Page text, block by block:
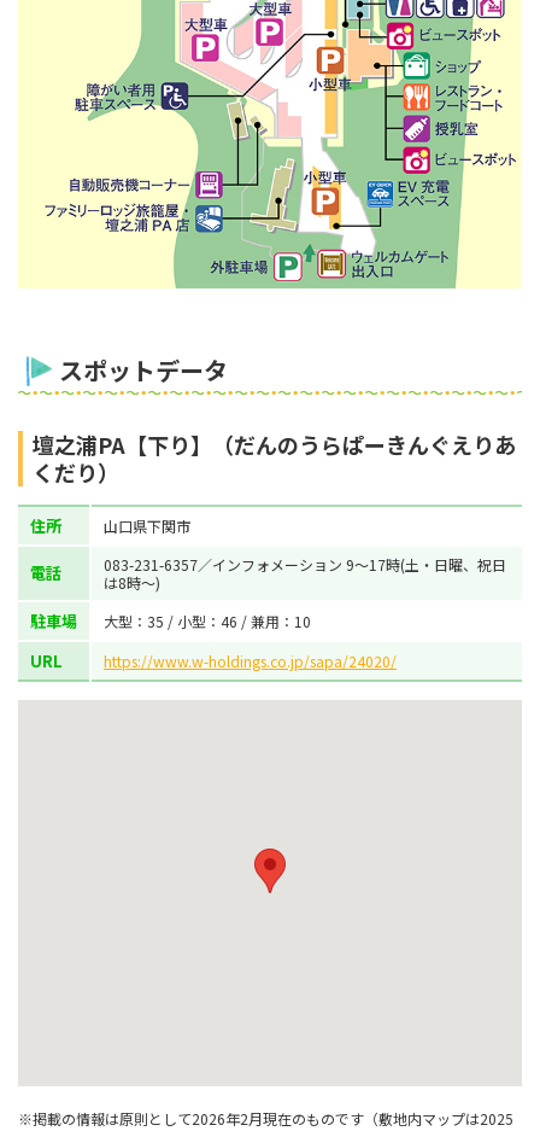
スポットデータ
壇之浦PA【下り】（だんのうらぱーきんぐえりあ
くだり）
住所 山口県下関市
電話
083-231-6357／インフォメーション 9～17時(土・日曜、祝日
は8時～)
駐車場 大型：35 / 小型：46 / 兼用：10
URL https://www.w-holdings.co.jp/sapa/24020/
※掲載の情報は原則として2026年2月現在のものです（敷地内マップは2025